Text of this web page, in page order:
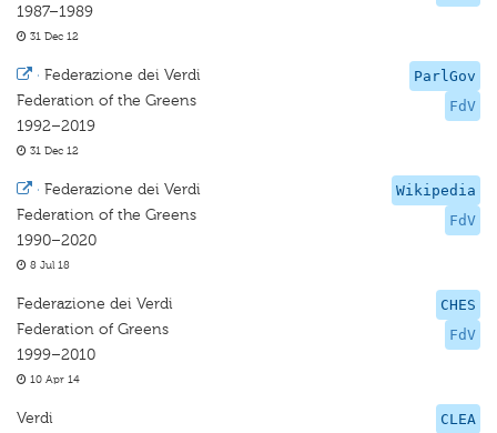
1987–1989
31 Dec 12
ParlGov
FdV
· Federazione dei Verdi
Federation of the Greens
1992–2019
31 Dec 12
Wikipedia
FdV
· Federazione dei Verdi
Federation of the Greens
1990–2020
8 Jul 18
CHES
FdV
Federazione dei Verdi
Federation of Greens
1999–2010
10 Apr 14
CLEA
Verdi